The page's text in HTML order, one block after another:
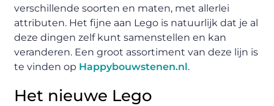
verschillende soorten en maten, met allerlei
attributen. Het fijne aan Lego is natuurlijk dat je al
deze dingen zelf kunt samenstellen en kan
veranderen. Een groot assortiment van deze lijn is
te vinden op Happybouwstenen.nl.
Het nieuwe Lego